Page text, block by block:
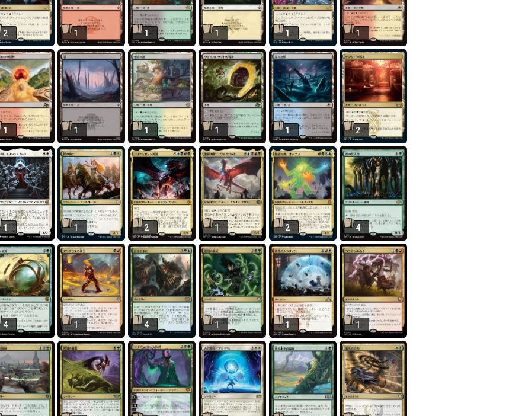
2 1 1 1 1 1
1 1 1 1 1 2
1 1 2 1 2 4
4 1 4 1 1 1